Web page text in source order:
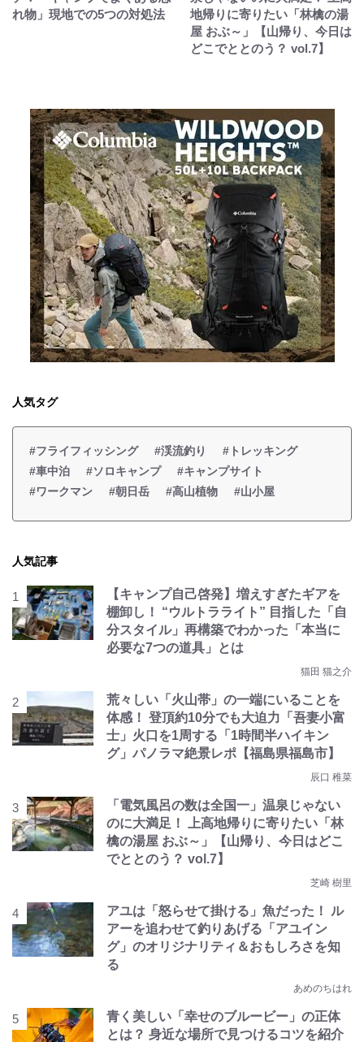
れ物」現地での5つの対処法
地帰りに寄りたい「林檎の湯
屋 おぶ～」【山帰り、今日は
どこでととのう？ vol.7】
人気タグ
#フライフィッシング #渓流釣り
#トレッキング
#車中泊
#ソロキャンプ
#キャンプサイト
#ワークマン
#朝日岳 #高山植物 #山小屋
人気記事
【キャンプ自己啓発】増えすぎたギアを
棚卸し！ “ウルトラライト” 目指した「自
分スタイル」再構築でわかった「本当に
必要な7つの道具」とは
猫田 猫之介
荒々しい「火山帯」の一端にいることを
体感！ 登頂約10分でも大迫力「吾妻小富
士」火口を1周する「1時間半ハイキン
グ」パノラマ絶景レポ【福島県福島市】
辰口 稚菜
「電気風呂の数は全国一」温泉じゃない
のに大満足！ 上高地帰りに寄りたい「林
檎の湯屋 おぶ～」【山帰り、今日はどこ
でととのう？ vol.7】
芝崎 樹里
アユは「怒らせて掛ける」魚だった！ ル
アーを追わせて釣りあげる「アユイン
グ」のオリジナリティ＆おもしろさを知
る
あめのちはれ
青く美しい「幸せのブルービー」の正体
とは？ 身近な場所で見つけるコツを紹介